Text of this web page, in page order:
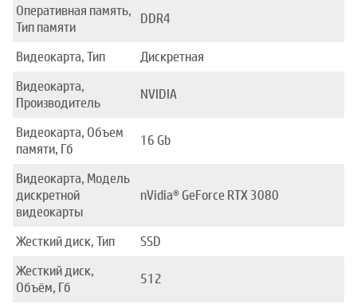
Оперативная память,
Тип памяти
DDR4
Видеокарта, Тип
Дискретная
Видеокарта,
Производитель
NVIDIA
Видеокарта, Объем
памяти, Гб
16 Gb
Видеокарта, Модель
дискретной
видеокарты
nVidia® GeForce RTX 3080
Жесткий диск, Тип
SSD
Жесткий диск,
Объём, Гб
512